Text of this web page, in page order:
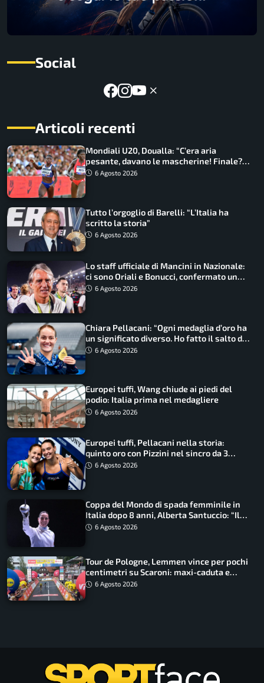
Social
Articoli recenti
Mondiali U20, Doualla: “C’era aria
pesante, davano le mascherine! Finale?
Non ho nulla da perdere”
6 Agosto 2026
Tutto l’orgoglio di Barelli: “L’Italia ha
scritto la storia”
6 Agosto 2026
Lo staff ufficiale di Mancini in Nazionale:
ci sono Oriali e Bonucci, confermato un
ritorno
6 Agosto 2026
Chiara Pellacani: “Ogni medaglia d’oro ha
un significato diverso. Ho fatto il salto di
qualità”
6 Agosto 2026
Europei tuffi, Wang chiude ai piedi del
podio: Italia prima nel medagliere
6 Agosto 2026
Europei tuffi, Pellacani nella storia:
quinto oro con Pizzini nel sincro da 3
metri
6 Agosto 2026
Coppa del Mondo di spada femminile in
Italia dopo 8 anni, Alberta Santuccio: “Il
lavoro dà sempre i suoi frutti”
6 Agosto 2026
Tour de Pologne, Lemmen vince per pochi
centimetri su Scaroni: maxi-caduta e
tappa accorciata
6 Agosto 2026